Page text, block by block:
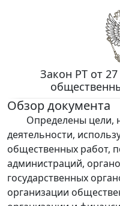
Закон РТ от
Обзор документа
Определены цели,
деятельности,
общественных работ,
администраций,
государственных
организации